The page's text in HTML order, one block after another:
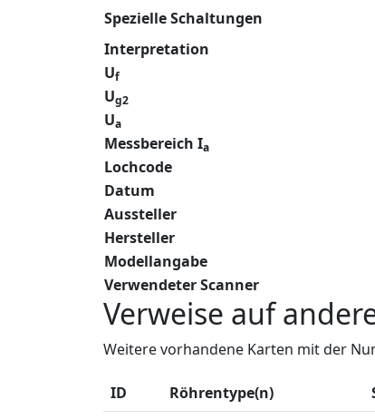
Spezielle Schaltungen
Interpretation
Uf
Ug2
Ua
Messbereich Ia
Lochcode
Datum
Aussteller
Hersteller
Modellangabe
Verwendeter Scanner
Verweise auf
Weitere vorhandene Karten mit der
ID Röhrentype(n)